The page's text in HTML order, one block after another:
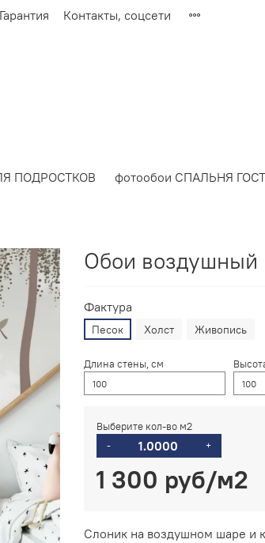
Гарантия Контакты, соцсети
ПОДРОСТКОВ фотообои СПАЛЬНЯ
Обои воздушный
Фактура
Песок Холст Живопись
Длина стены, см
Выберите кол-во м2
- +
1 300 руб
Слоник на воздушном шаре и